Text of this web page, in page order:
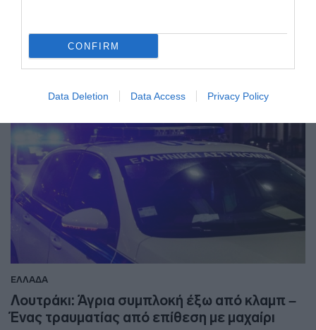
CONFIRM
Data Deletion Data Access Privacy Policy
24.11.2025 - 07:09
ΕΛΛΑΔΑ
Λουτράκι: Άγρια συμπλοκή έξω από κλαμπ –
Ένας τραυματίας από επίθεση με μαχαίρι